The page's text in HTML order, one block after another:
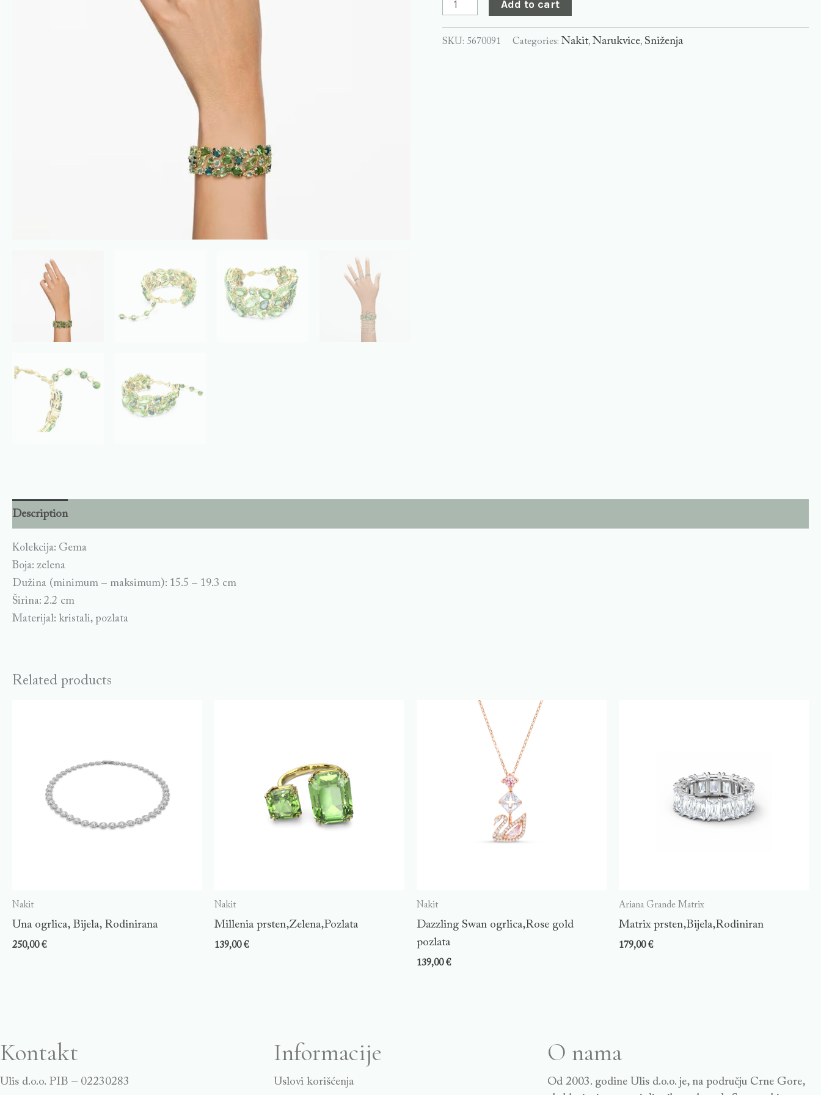
Add to cart
SKU: 5670091 Categories:Nakit,Narukvice, Sniženja
Description
Kolekcija: Gema
Boja: zelena
Dužina (minimum – maksimum): 15.5 – 19.3 cm
Širina: 2.2 cm
Materijal: kristali, pozlata
Related products
Nakit
Una ogrlica, Bijela, Rodinirana
250,00€
Nakit
Millenia prsten,Zelena,Pozlata
139,00€
Nakit
Dazzling Swan ogrlica,Rose gold
pozlata
139,00€
Ariana Grande Matrix
Matrix prsten,Bijela,Rodiniran
179,00€
Kontakt
Ulis d.o.o. PIB – 02230283
Informacije
Uslovi korišćenja
O nama
Od 2003. godine Ulis d.o.o. je, na području Crne Gore,